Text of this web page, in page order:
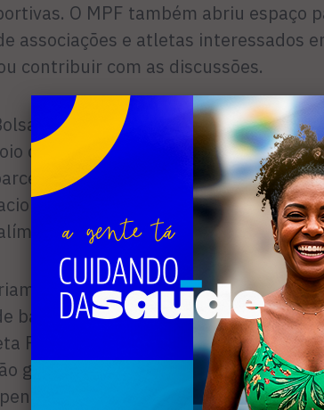
O MPF também abriu espaço
associações e atletas interessados
contribuir com as discussões.
Atleta é uma iniciativa do
direto a atletas de alto rendimento.
e contempla seis categorias:
Internacional,
Surdolímpico e Pódio.
conforme a categoria, começando
base e estudantis, chegando a R$
Pódio. A inscrição e o cumprimento
garantem automaticamente o
dos recursos disponíveis e de